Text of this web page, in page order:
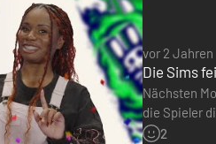
vor 2 Jahren
Die Sims
Nächsten
die Spieler
können. Für
2